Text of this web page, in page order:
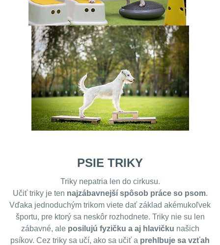
PSIE TRIKY
Triky nepatria len do cirkusu.
Učiť triky je ten najzábavnejší spôsob práce so psom.
Vďaka jednoduchým trikom viete dať základ akémukoľvek
športu, pre ktorý sa neskôr rozhodnete. Triky nie su len
zábavné, aleposilujú fyzičku a aj hlavičku našich
psíkov. Cez triky sa učí, ako sa učiť a prehlbuje sa vzťah